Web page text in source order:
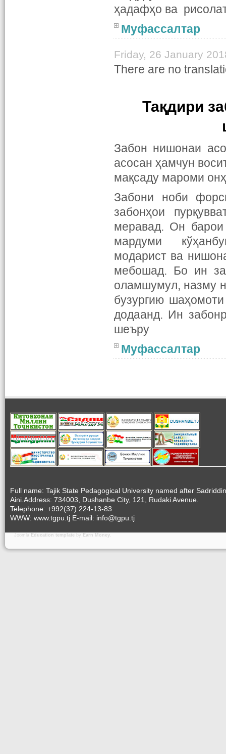
ҳадафҳо ва
Муфассалтар
Friday, 26 January
There are no
Тақдири
Забон нишонаи
асосан ҳамчун
мақсаду мароми
Забони ноби
забонҳои
меравад. Он
мардуми
модарист ва
мебошад. Бо ин
оламшумул, назму
бузургию
додаанд. Ин
шеъру
Муфассалтар
Full name: Tajik State Pedagogical University named after Sadriddin
Aini.Address: 734003, Dushanbe City, 121, Rudaki Avenue.
Telephone: +992(37) 224-13-83
WWW: www.tgpu.tj E-mail: info@tgpu.tj
Joomla Education template by Earn Money.